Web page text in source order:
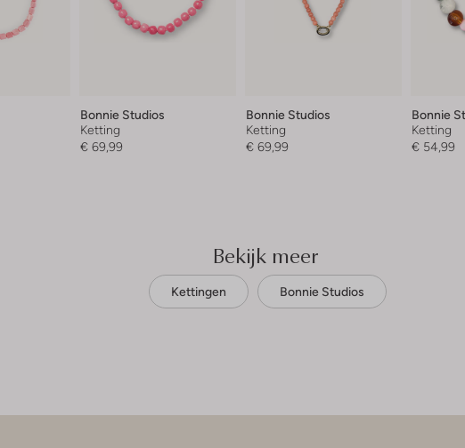
Bonnie Studios
Ketting
€ 69,99
Bonnie Studios
Ketting
€ 69,99
Bonnie
Ketting
€ 54,99
Bekijk meer
Kettingen Bonnie Studios